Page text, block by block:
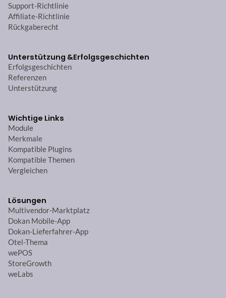
Support-Richtlinie
Affiliate-Richtlinie
Rückgaberecht
Unterstützung &Erfolgsgeschichten
Erfolgsgeschichten
Referenzen
Unterstützung
Wichtige Links
Module
Merkmale
Kompatible Plugins
Kompatible Themen
Vergleichen
Lösungen
Multivendor-Marktplatz
Dokan Mobile-App
Dokan-Lieferfahrer-App
Otel-Thema
wePOS
StoreGrowth
weLabs